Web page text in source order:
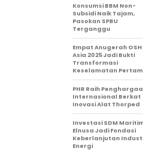
Konsumsi BBM Non-
Subsidi Naik Tajam,
Pasokan SPBU
Terganggu
Empat Anugerah OSH
Asia 2025 Jadi Bukti
Transformasi
Keselamatan
PHR Raih
Internasional Berkat
Inovasi Alat Thorped
Investasi SDM
Elnusa Jadi Fondasi
Keberlanjutan
Energi